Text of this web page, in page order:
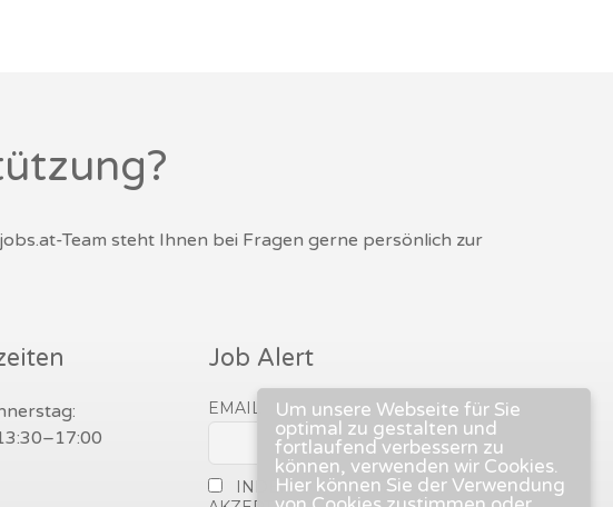
Team steht Ihnen bei Fragen gerne persönlich zur
Job Alert
EMAIL
INDEM DU FORTFÄHRST,
Um unsere Webseite für Sie
optimal zu gestalten und
fortlaufend verbessern zu
können, verwenden wir Cookies.
Hier können Sie der Verwendung